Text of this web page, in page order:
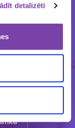
detalizēti
Loterijas.lv
unikālu
loteriju